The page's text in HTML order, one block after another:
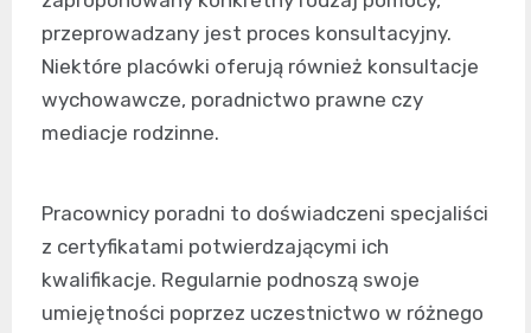
przeprowadzany jest proces konsultacyjny.
Niektóre placówki oferują również konsultacje
wychowawcze, poradnictwo prawne czy
mediacje rodzinne.
Pracownicy poradni to doświadczeni specjaliści
z certyfikatami potwierdzającymi ich
kwalifikacje. Regularnie podnoszą swoje
umiejętności poprzez uczestnictwo w różnego